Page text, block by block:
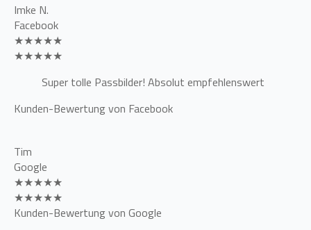
Imke N.
Facebook
★★★★★
★★★★★
Super tolle Passbilder! Absolut empfehlenswert
Kunden-Bewertung von Facebook
Tim
Google
★★★★★
★★★★★
Kunden-Bewertung von Google